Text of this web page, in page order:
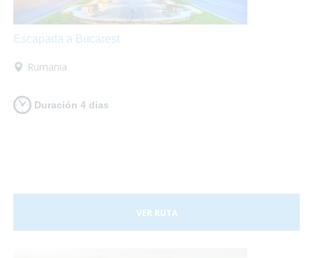
Escapada a Bucarest
Rumania
Duración 4 dias
VER RUTA